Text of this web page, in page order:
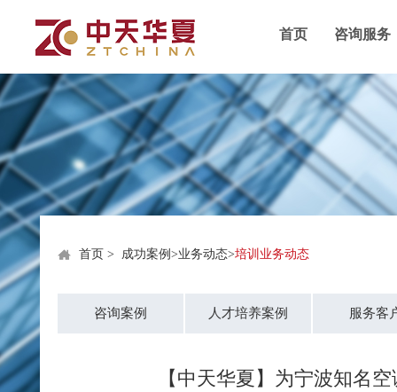
首页 咨询服务
首页 > 成功案例 >业务动态>培训业务动态
咨询案例 人才培养案例 服务客
【中天华夏】为宁波知名